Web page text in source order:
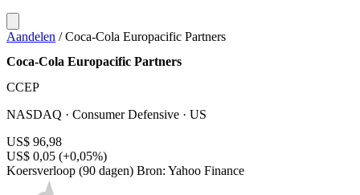
Aandelen / Coca-Cola Europacific Partners
Coca-Cola Europacific Partners
CCEP
NASDAQ · Consumer Defensive · US
US$ 96,98
US$ 0,05 (+0,05%)
Koersverloop (90 dagen) Bron: Yahoo Finance